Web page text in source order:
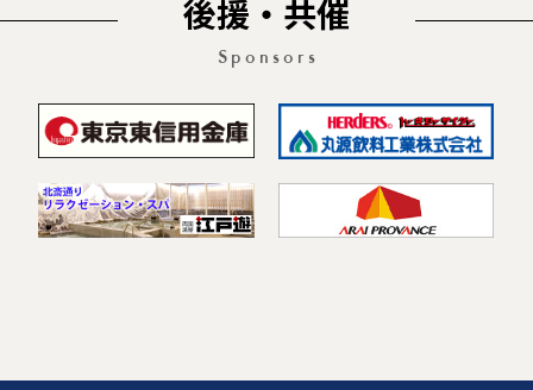
後援・共催
Sponsors